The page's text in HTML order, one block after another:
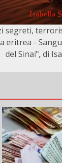
segreti,
eritrea -
del Sinai", di